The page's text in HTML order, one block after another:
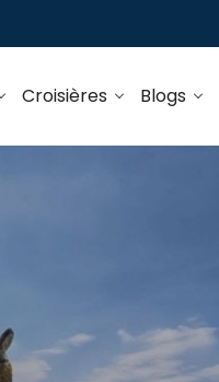
Croisières Blogs